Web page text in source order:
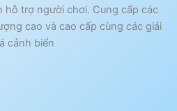
hỗ trợ người chơi. Cung cấp các
cao và cao cấp cùng các giải
cảnh biển